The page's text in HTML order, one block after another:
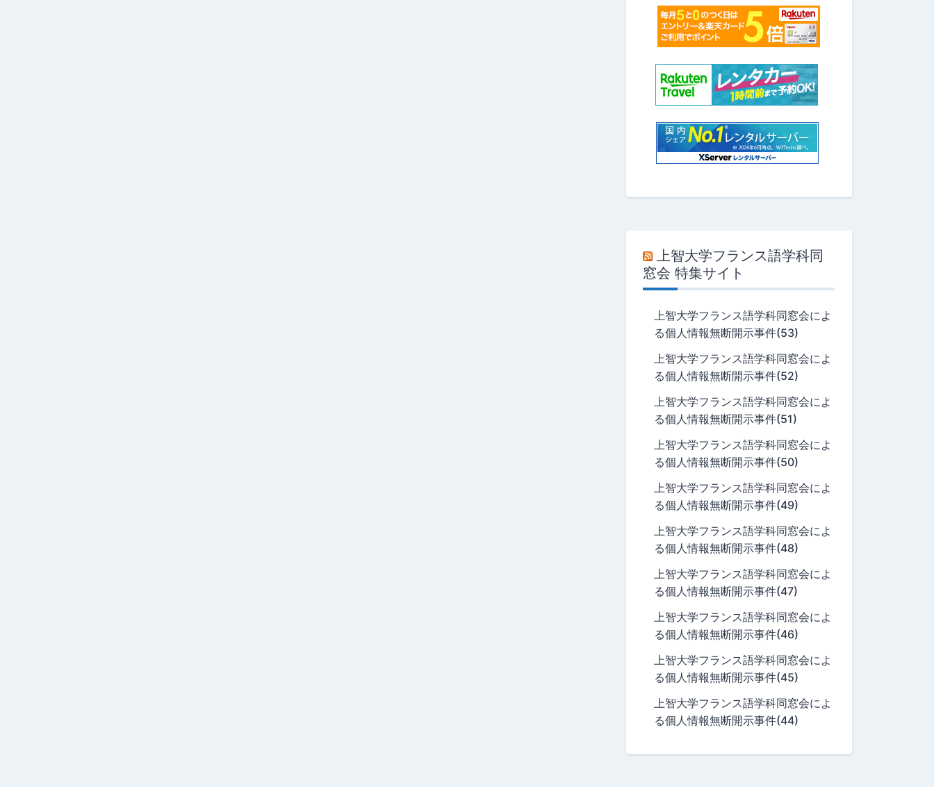
上智大学フランス語学科同
窓会 特集サイト
上智大学フランス語学科同窓会によ
る個人情報無断開示事件(53)
上智大学フランス語学科同窓会によ
る個人情報無断開示事件(52)
上智大学フランス語学科同窓会によ
る個人情報無断開示事件(51)
上智大学フランス語学科同窓会によ
る個人情報無断開示事件(50)
上智大学フランス語学科同窓会によ
る個人情報無断開示事件(49)
上智大学フランス語学科同窓会によ
る個人情報無断開示事件(48)
上智大学フランス語学科同窓会によ
る個人情報無断開示事件(47)
上智大学フランス語学科同窓会によ
る個人情報無断開示事件(46)
上智大学フランス語学科同窓会によ
る個人情報無断開示事件(45)
上智大学フランス語学科同窓会によ
る個人情報無断開示事件(44)